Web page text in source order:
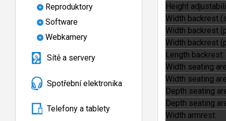
Reproduktory
Software
Webkamery
Sítě a servery
Spotřební elektronika
Telefony a tablety
Height
Width backrest
Width backrest
Width backrest
Length backrest:
Width seating
Width seating
Depth seating
Depth seating
Width armrest: